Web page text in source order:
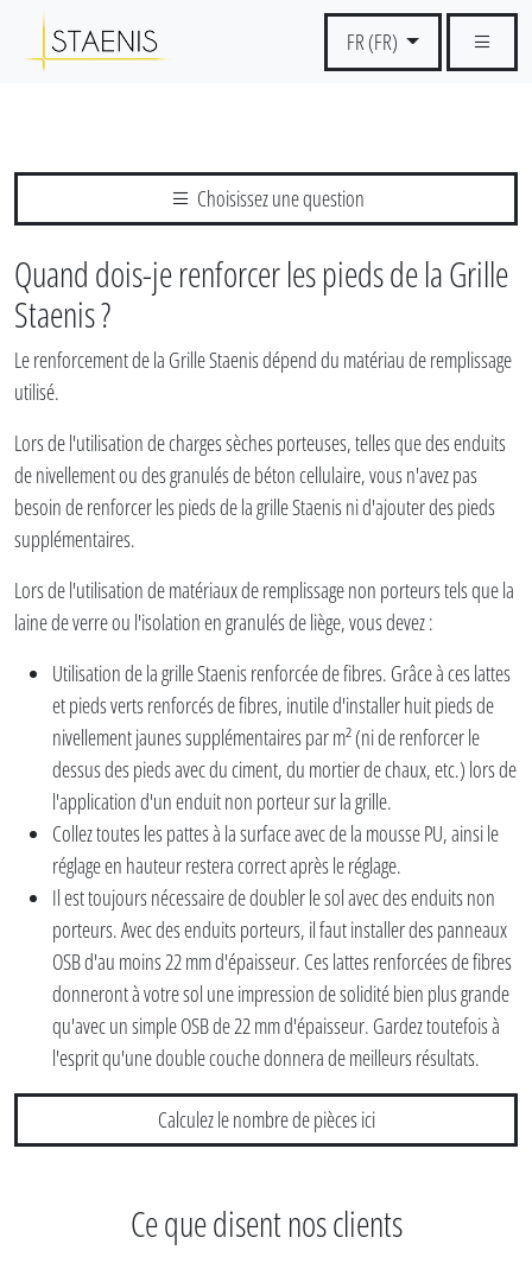
FR (FR)
Choisissez une question
Quand dois-je renforcer les pieds de la Grille
Staenis ?
Le renforcement de la Grille Staenis dépend du matériau de remplissage
utilisé.
Lors de l'utilisation de charges sèches porteuses, telles que des enduits
de nivellement ou des granulés de béton cellulaire, vous n'avez pas
besoin de renforcer les pieds de la grille Staenis ni d'ajouter des pieds
supplémentaires.
Lors de l'utilisation de matériaux de remplissage non porteurs tels que la
laine de verre ou l'isolation en granulés de liège, vous devez :
Utilisation de la grille Staenis renforcée de fibres. Grâce à ces lattes
et pieds verts renforcés de fibres, inutile d'installer huit pieds de
nivellement jaunes supplémentaires par m² (ni de renforcer le
dessus des pieds avec du ciment, du mortier de chaux, etc.) lors de
l'application d'un enduit non porteur sur la grille.
Collez toutes les pattes à la surface avec de la mousse PU, ainsi le
réglage en hauteur restera correct après le réglage.
Il est toujours nécessaire de doubler le sol avec des enduits non
porteurs. Avec des enduits porteurs, il faut installer des panneaux
OSB d'au moins 22 mm d'épaisseur. Ces lattes renforcées de fibres
donneront à votre sol une impression de solidité bien plus grande
qu'avec un simple OSB de 22 mm d'épaisseur. Gardez toutefois à
l'esprit qu'une double couche donnera de meilleurs résultats.
Calculez le nombre de pièces ici
Ce que disent nos clients